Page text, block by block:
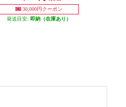
T
30,000円クーポン
発送目安: 即納（在庫あり）